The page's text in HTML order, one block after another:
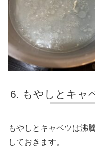
もやしとキャ
もやしとキャベツは沸
しておきます。